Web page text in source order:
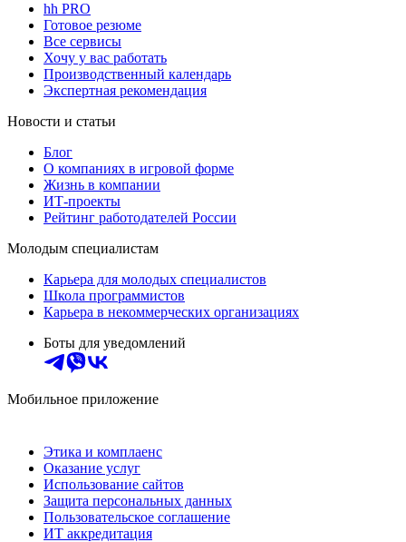
hh PRO
Готовое резюме
Все сервисы
Хочу у вас работать
Производственный календарь
Экспертная рекомендация
Новости и статьи
Блог
О компаниях в игровой форме
Жизнь в компании
ИТ-проекты
Рейтинг работодателей России
Молодым специалистам
Карьера для молодых специалистов
Школа программистов
Карьера в некоммерческих организациях
Боты для уведомлений
Мобильное приложение
Этика и комплаенс
Оказание услуг
Использование сайтов
Защита персональных данных
Пользовательское соглашение
ИТ аккредитация